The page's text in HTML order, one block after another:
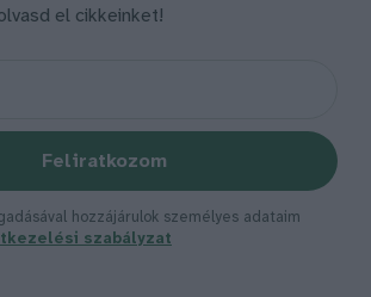
el cikkeinket!
Feliratkozom
hozzájárulok személyes adataim
szabályzat